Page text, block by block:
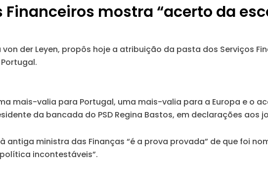
Financeiros mostra “acerto da
der Leyen, propôs hoje a atribuição da pasta dos Serviços
mais-valia para Portugal, uma mais-valia para a Europa e o
da bancada do PSD Regina Bastos, em declarações aos
ministra das Finanças “é a prova provada” de que foi
incontestáveis”.